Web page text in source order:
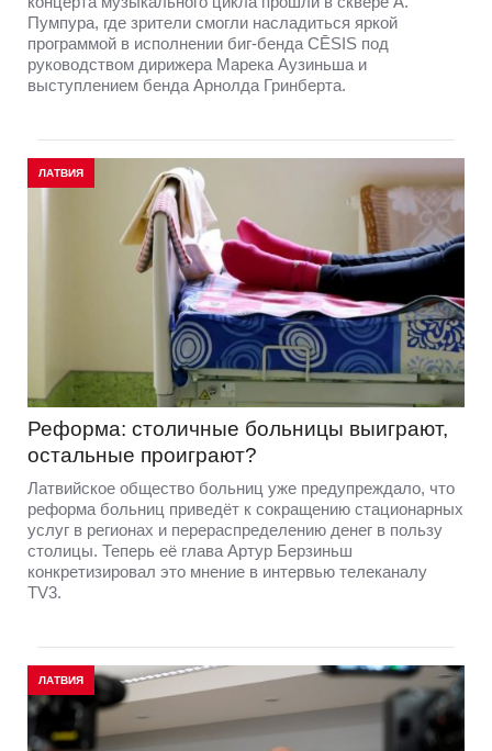
Пумпура, где зрители смогли насладиться яркой
программой в исполнении биг-бенда CĒSIS под
руководством дирижера Марека Аузиньша и
выступлением бенда Арнолда Гринберта.
ЛАТВИЯ
Реформа: столичные больницы выиграют,
остальные проиграют?
Латвийское общество больниц уже предупреждало, что
реформа больниц приведёт к сокращению стационарных
услуг в регионах и перераспределению денег в пользу
столицы. Теперь её глава Артур Берзиньш
конкретизировал это мнение в интервью телеканалу
TV3.
ЛАТВИЯ